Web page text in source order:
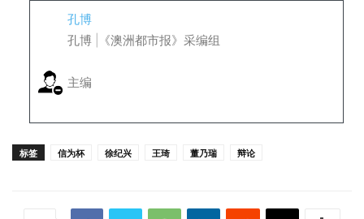
孔博
孔博 |《澳洲都市报》采编组
主编
标签 信为杯 徐纪兴 王琦 董乃瑞 辩论